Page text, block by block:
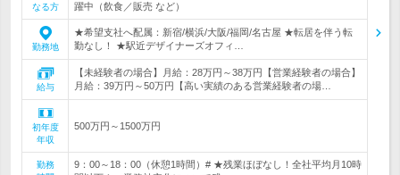
なる方 躍中（飲食／販売 など）
勤務地
★希望支社へ配属：新宿/横浜/大阪/福岡/名古屋 ★転居を伴う転
勤なし！ ★駅近デザイナーズオフィ…
給与
【未経験者の場合】月給：28万円～38万円【営業経験者の場合】
月給：39万円～50万円【高い実績のある営業経験者の場…
初年度
年収
500万円～1500万円
勤務
9：00～18：00（休憩1時間）# ★残業ほぼなし！全社平均月10時